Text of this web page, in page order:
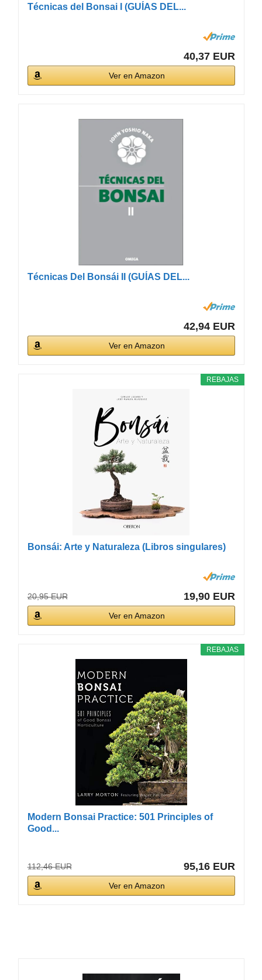
Técnicas del Bonsai I (GUÍAS DEL...
40,37 EUR
Ver en Amazon
Técnicas Del Bonsái II (GUÍAS DEL...
42,94 EUR
Ver en Amazon
REBAJAS
Bonsái: Arte y Naturaleza (Libros singulares)
20,95 EUR 19,90 EUR
Ver en Amazon
REBAJAS
Modern Bonsai Practice: 501 Principles of
Good...
112,46 EUR 95,16 EUR
Ver en Amazon